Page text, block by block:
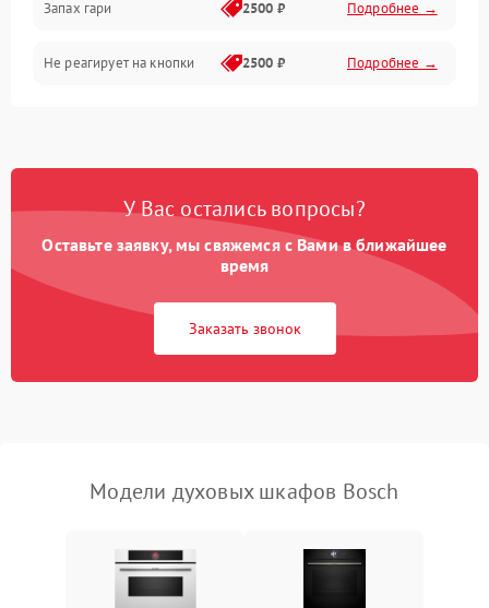
Запах гари 2500 ₽ Подробнее →
Не реагирует на кнопки 2500 ₽ Подробнее →
У Вас остались вопросы?
Оставьте заявку, мы свяжемся с Вами в ближайшее
время
Заказать звонок
Модели духовых шкафов Bosch